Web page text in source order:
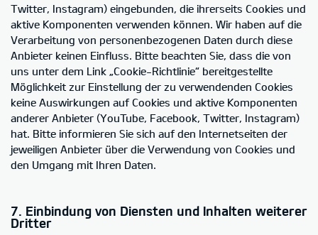
Twitter, Instagram) eingebunden, die ihrerseits Cookies und
aktive Komponenten verwenden können. Wir haben auf die
Verarbeitung von personenbezogenen Daten durch diese
Anbieter keinen Einfluss. Bitte beachten Sie, dass die von
uns unter dem Link „Cookie-Richtlinie“ bereitgestellte
Möglichkeit zur Einstellung der zu verwendenden Cookies
keine Auswirkungen auf Cookies und aktive Komponenten
anderer Anbieter (YouTube, Facebook, Twitter, Instagram)
hat. Bitte informieren Sie sich auf den Internetseiten der
jeweiligen Anbieter über die Verwendung von Cookies und
den Umgang mit Ihren Daten.
7. Einbindung von Diensten und Inhalten weiterer
Dritter